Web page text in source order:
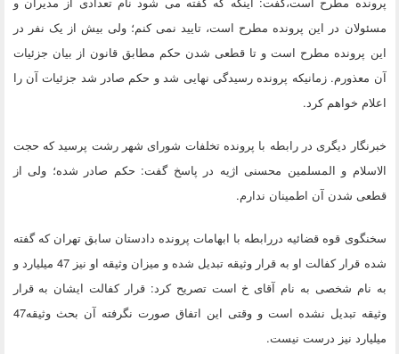
مسئولان در این پرونده مطرح است، تایید نمی کنم؛ ولی بیش از یک نفر در
این پرونده مطرح است و تا قطعی شدن حکم مطابق قانون از بیان جزئیات
آن معذورم. زمانیکه پرونده رسیدگی نهایی شد و حکم صادر شد جزئیات آن را
اعلام خواهم کرد.
خبرنگار دیگری در رابطه با پرونده تخلفات شورای شهر رشت پرسید که حجت
الاسلام و المسلمین محسنی اژیه در پاسخ گفت: حکم صادر شده؛ ولی از
قطعی شدن آن اطمینان ندارم.
سخنگوی قوه قضائیه دررابطه با ابهامات پرونده دادستان سابق تهران که گفته
شده قرار کفالت او به قرار وثیقه تبدیل شده و میزان وثیقه او نیز 47 میلیارد و
به نام شخصی به نام آقای خ است تصریح کرد: قرار کفالت ایشان به قرار
وثیقه تبدیل نشده است و وقتی این اتفاق صورت نگرفته آن بحث وثیقه47
میلیارد نیز درست نیست.